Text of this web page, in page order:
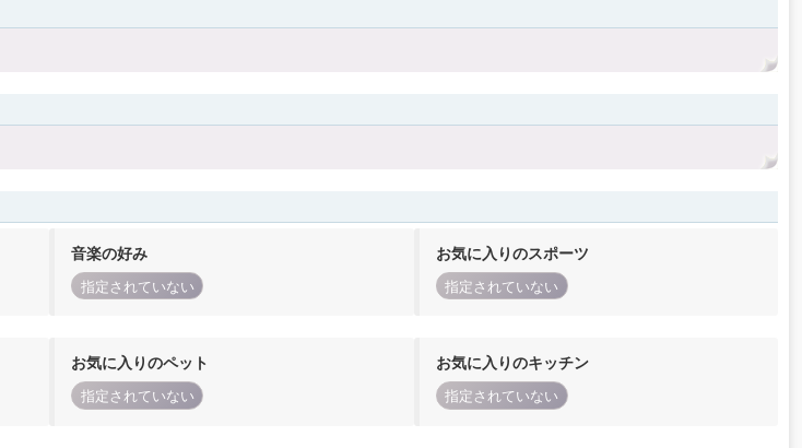
音楽の好み
指定されていない
お気に入りのスポーツ
指定されていない
お気に入りのペット
指定されていない
お気に入りのキッチン
指定されていない